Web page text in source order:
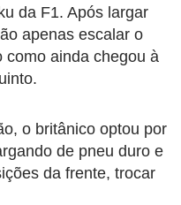
da F1. Após largar
apenas escalar o
como ainda chegou à
o britânico optou por
de pneu duro e
da frente, trocar